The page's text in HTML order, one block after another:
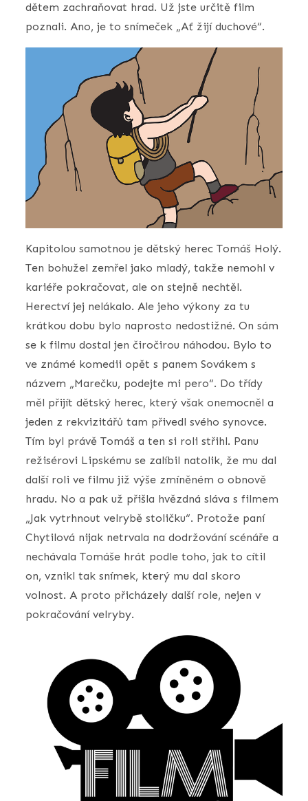
dětem zachraňovat hrad. Už jste určitě film
poznali. Ano, je to snímeček „Ať žijí duchové“.
Kapitolou samotnou je dětský herec Tomáš Holý.
Ten bohužel zemřel jako mladý, takže nemohl v
kariéře pokračovat, ale on stejně nechtěl.
Herectví jej nelákalo. Ale jeho výkony za tu
krátkou dobu bylo naprosto nedostižné. On sám
se k filmu dostal jen čiročirou náhodou. Bylo to
ve známé komedii opět s panem Sovákem s
názvem „Marečku, podejte mi pero“. Do třídy
měl přijít dětský herec, který však onemocněl a
jeden z rekvizitářů tam přivedl svého synovce.
Tím byl právě Tomáš a ten si roli střihl. Panu
režisérovi Lipskému se zalíbil natolik, že mu dal
další roli ve filmu již výše zmíněném o obnově
hradu. No a pak už přišla hvězdná sláva s filmem
„Jak vytrhnout velrybě stoličku“. Protože paní
Chytilová nijak netrvala na dodržování scénáře a
nechávala Tomáše hrát podle toho, jak to cítil
on, vznikl tak snímek, který mu dal skoro
volnost. A proto přicházely další role, nejen v
pokračování velryby.